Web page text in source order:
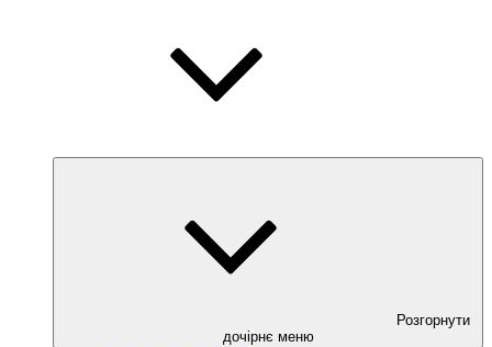
Розгорнути
дочірнє меню